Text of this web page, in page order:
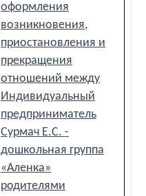
оформления
возникновения,
приостановления и
прекращения
отношений между
Индивидуальный
предприниматель
Сурмач Е.С. -
дошкольная группа
«Аленка»
родителями